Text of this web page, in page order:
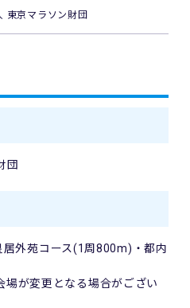
東京マラソン財団
団
外苑コース(1周800m)・都内
が変更となる場合がござい